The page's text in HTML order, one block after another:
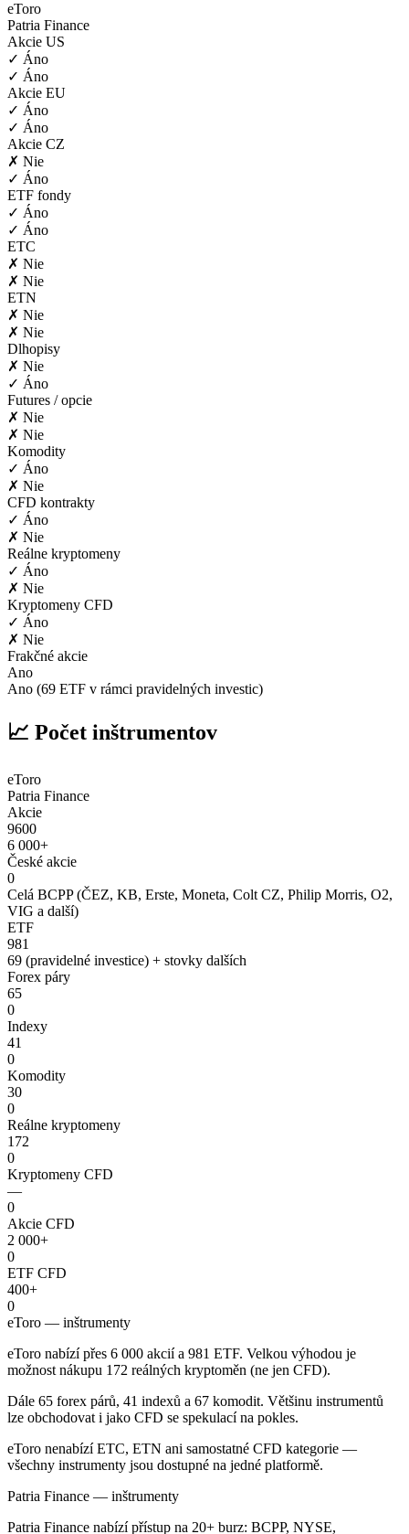
eToro
Patria Finance
Akcie US
✓ Áno
✓ Áno
Akcie EU
✓ Áno
✓ Áno
Akcie CZ
✗ Nie
✓ Áno
ETF fondy
✓ Áno
✓ Áno
ETC
✗ Nie
✗ Nie
ETN
✗ Nie
✗ Nie
Dlhopisy
✗ Nie
✓ Áno
Futures / opcie
✗ Nie
✗ Nie
Komodity
✓ Áno
✗ Nie
CFD kontrakty
✓ Áno
✗ Nie
Reálne kryptomeny
✓ Áno
✗ Nie
Kryptomeny CFD
✓ Áno
✗ Nie
Frakčné akcie
Ano
Ano (69 ETF v rámci pravidelných investic)
📈 Počet inštrumentov
eToro
Patria Finance
Akcie
9600
6 000+
České akcie
0
Celá BCPP (ČEZ, KB, Erste, Moneta, Colt CZ, Philip Morris, O2,
VIG a další)
ETF
981
69 (pravidelné investice) + stovky dalších
Forex páry
65
0
Indexy
41
0
Komodity
30
0
Reálne kryptomeny
172
0
Kryptomeny CFD
—
0
Akcie CFD
2 000+
0
ETF CFD
400+
0
eToro — inštrumenty
eToro nabízí přes 6 000 akcií a 981 ETF. Velkou výhodou je
možnost nákupu 172 reálných kryptoměn (ne jen CFD).
Dále 65 forex párů, 41 indexů a 67 komodit. Většinu instrumentů
lze obchodovat i jako CFD se spekulací na pokles.
eToro nenabízí ETC, ETN ani samostatné CFD kategorie —
všechny instrumenty jsou dostupné na jedné platformě.
Patria Finance — inštrumenty
Patria Finance nabízí přístup na 20+ burz: BCPP, NYSE,